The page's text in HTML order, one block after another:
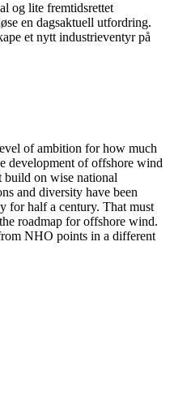
og lite fremtidsrettet
en dagsaktuell utfordring.
et nytt industrieventyr på
of ambition for how much
development of offshore wind
build on wise national
and diversity have been
for half a century. That must
roadmap for offshore wind.
NHO points in a different